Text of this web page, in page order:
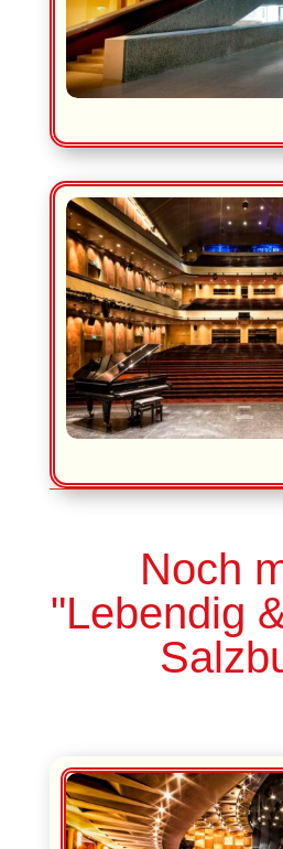
Noch
"Lebendig